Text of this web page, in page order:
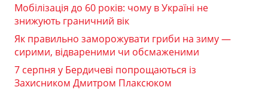
Мобілізація до 60 років: чому в Україні не
знижують граничний вік
Як правильно заморожувати гриби на зиму —
сирими, відвареними чи обсмаженими
7 серпня у Бердичеві попрощаються із
Захисником Дмитром Плаксюком